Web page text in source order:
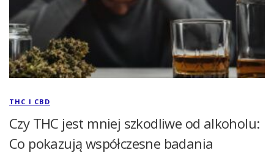
THC I CBD
Czy THC jest mniej szkodliwe od alkoholu:
Co pokazują współczesne badania